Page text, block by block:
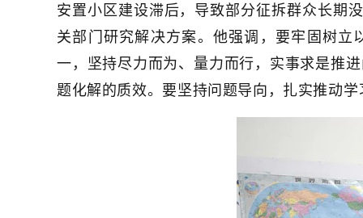
安置小区建设滞后，导致部分征拆群众长期
关部门研究解决方案。他强调，要牢固树
一，坚持尽力而为、量力而行，实事求是推
题化解的质效。要坚持问题导向，扎实推动